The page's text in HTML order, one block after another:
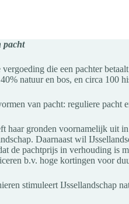
pacht
die een pachter
natuur en bos, en circa 100
van pacht: reguliere pacht
haar gronden voornamelijk uit
Daarnaast wil
de pachtprijs in verhouding is
b.v. hoge kortingen voor
stimuleert IJssellandschap